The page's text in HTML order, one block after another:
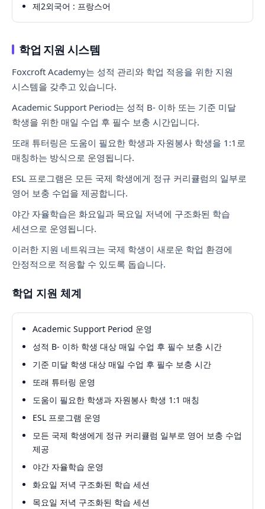
제2외국어 : 프랑스어
학업 지원 시스템
Foxcroft Academy는 성적 관리와 학업 적응을 위한 지원
시스템을 갖추고 있습니다.
Academic Support Period는 성적 B- 이하 또는 기준 미달
학생을 위한 매일 수업 후 필수 보충 시간입니다.
또래 튜터링은 도움이 필요한 학생과 자원봉사 학생을 1:1로
매칭하는 방식으로 운영됩니다.
ESL 프로그램은 모든 국제 학생에게 정규 커리큘럼의 일부로
영어 보충 수업을 제공합니다.
야간 자율학습은 화요일과 목요일 저녁에 구조화된 학습
세션으로 운영됩니다.
이러한 지원 네트워크는 국제 학생이 새로운 학업 환경에
안정적으로 적응할 수 있도록 돕습니다.
학업 지원 체계
Academic Support Period 운영
성적 B- 이하 학생 대상 매일 수업 후 필수 보충 시간
기준 미달 학생 대상 매일 수업 후 필수 보충 시간
또래 튜터링 운영
도움이 필요한 학생과 자원봉사 학생 1:1 매칭
ESL 프로그램 운영
모든 국제 학생에게 정규 커리큘럼 일부로 영어 보충 수업
제공
야간 자율학습 운영
화요일 저녁 구조화된 학습 세션
목요일 저녁 구조화된 학습 세션